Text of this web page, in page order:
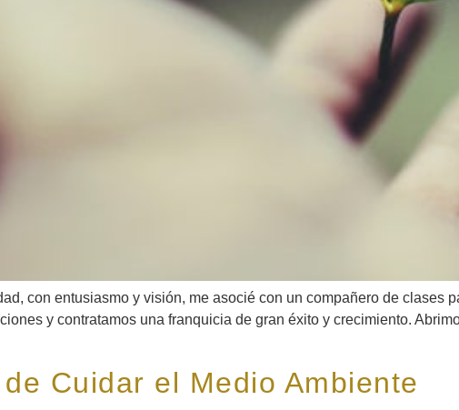
con entusiasmo y visión, me asocié con un compañero de clases
y contratamos una franquicia de gran éxito y crecimiento.
Cuidar el Medio Ambiente